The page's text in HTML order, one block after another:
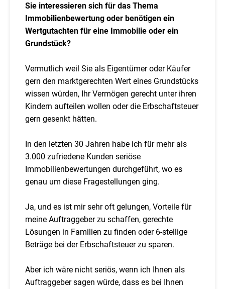
Sie interessieren sich für das Thema
Immobilienbewertung oder benötigen ein
Wertgutachten für eine Immobilie oder ein
Grundstück?
Vermutlich weil Sie als Eigentümer oder Käufer
gern den marktgerechten Wert eines Grundstücks
wissen würden, Ihr Vermögen gerecht unter ihren
Kindern aufteilen wollen oder die Erbschaftsteuer
gern gesenkt hätten.
In den letzten 30 Jahren habe ich für mehr als
3.000 zufriedene Kunden seriöse
Immobilienbewertungen durchgeführt, wo es
genau um diese Fragestellungen ging.
Ja, und es ist mir sehr oft gelungen, Vorteile für
meine Auftraggeber zu schaffen, gerechte
Lösungen in Familien zu finden oder 6-stellige
Beträge bei der Erbschaftsteuer zu sparen.
Aber ich wäre nicht seriös, wenn ich Ihnen als
Auftraggeber sagen würde, dass es bei Ihnen